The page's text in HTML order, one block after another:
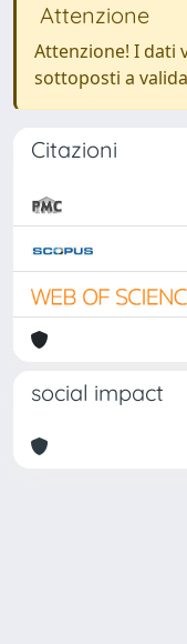
Attenzione
Attenzione! I dati
sottoposti a
Citazioni
social impact